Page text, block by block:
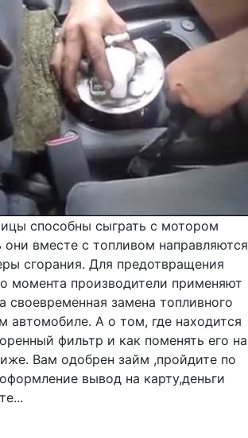
способны сыграть с мотором
они вместе с топливом направляются
сгорания. Для предотвращения
момента производители применяют
своевременная замена топливного
автомобиле. А о том, где находится
фильтр и как поменять его на
Вам одобрен займ ,пройдите по
вывод на карту,деньги